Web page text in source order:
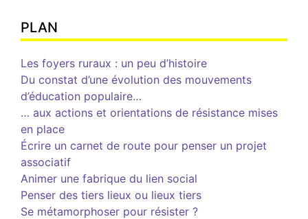
PLAN
Les foyers ruraux : un peu d’histoire
Du constat d’une évolution des mouvements
d’éducation populaire…
… aux actions et orientations de résistance mises
en place
Écrire un carnet de route pour penser un projet
associatif
Animer une fabrique du lien social
Penser des tiers lieux ou lieux tiers
Se métamorphoser pour résister ?